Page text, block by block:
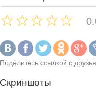
Поделитесь ссылкой с
Скриншоты